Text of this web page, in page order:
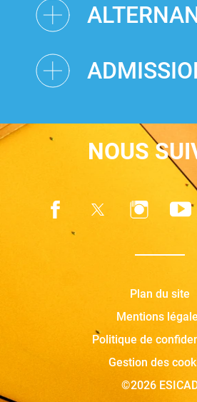
NOUS
Plan du site
Mentions
Politique de
Gestion des
©2026